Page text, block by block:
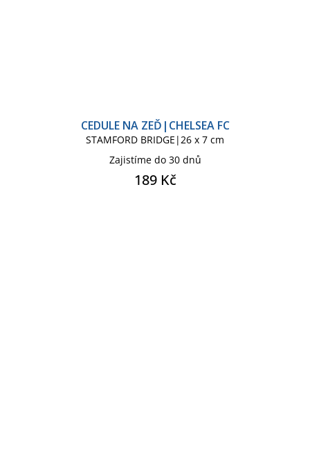
CEDULE NA ZEĎ|CHELSEA FC
STAMFORD BRIDGE|26 x 7 cm
Zajistíme do 30 dnů
189 Kč